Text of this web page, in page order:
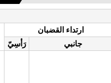
ارتداء القضبان
جانبي رَأسِيّ